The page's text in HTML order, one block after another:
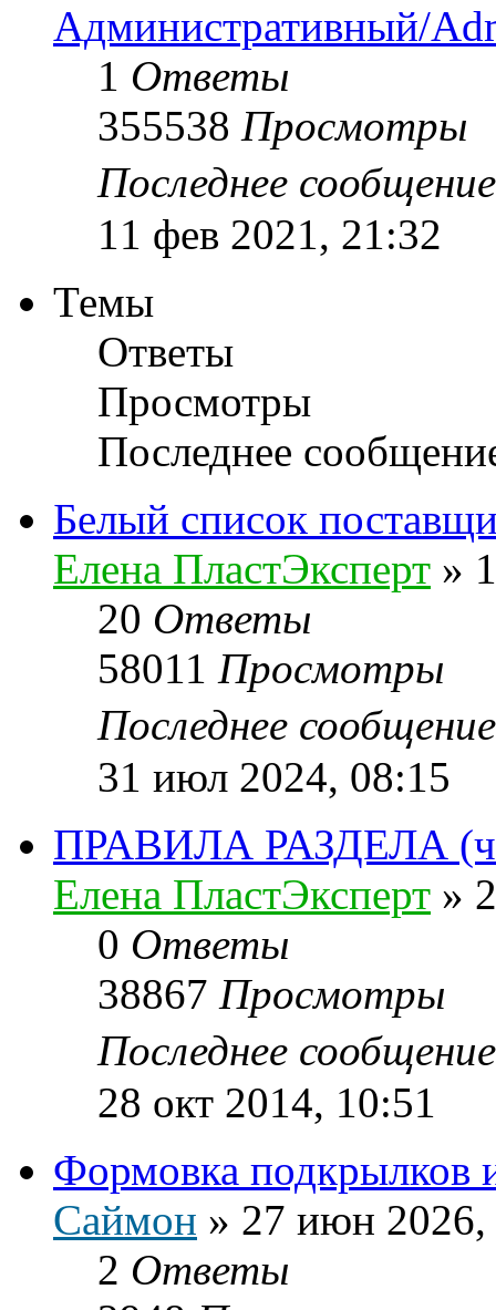
Административный/
1 Ответы
355538 Просмотры
Последнее
11 фев 2021, 21:32
Темы
Ответы
Просмотры
Последнее
Белый список
Елена ПластЭксперт »
20 Ответы
58011 Просмотры
Последнее
31 июл 2024, 08:15
ПРАВИЛА РАЗДЕЛА
Елена ПластЭксперт »
0 Ответы
38867 Просмотры
Последнее
28 окт 2014, 10:51
Формовка
Саймон » 27 июн 2026,
2 Ответы